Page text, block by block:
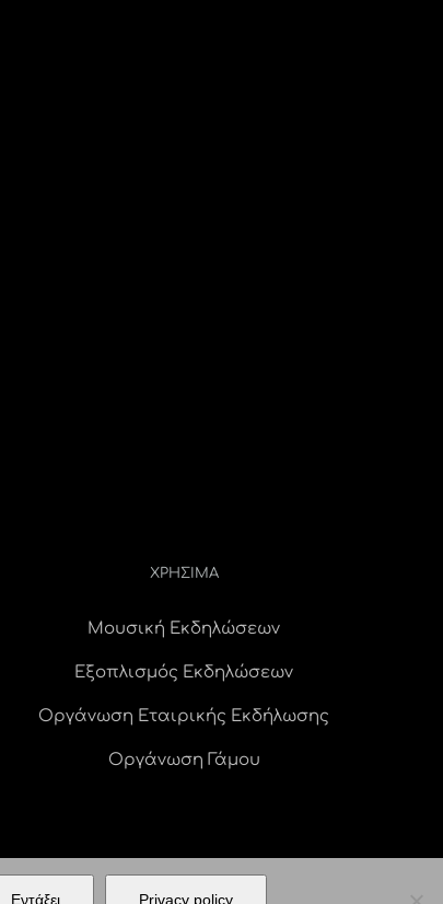
ΧΡΗΣΙΜΑ
Μουσική Εκδηλώσεων
Εξοπλισμός Εκδηλώσεων
Οργάνωση Εταιρικής Εκδήλωσης
Οργάνωση Γάμου
|Εντάξει Privacy policy